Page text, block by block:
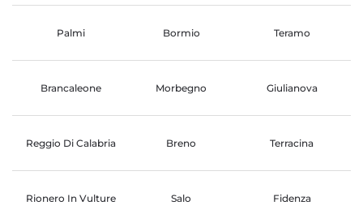
Palmi Bormio Teramo
Brancaleone Morbegno Giulianova
Reggio Di Calabria Breno Terracina
Rionero In Vulture Salo Fidenza